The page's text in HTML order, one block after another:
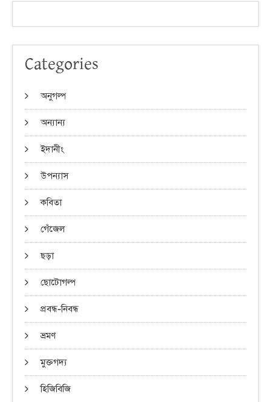
Categories
অনুগল্প
অন্যান্য
ইদানীং
উপন্যাস
কবিতা
গেঁজেল
ছড়া
ছোটোগল্প
প্রবন্ধ-নিবন্ধ
ভ্রমণ
মুক্তগদ্য
হিজিবিজি